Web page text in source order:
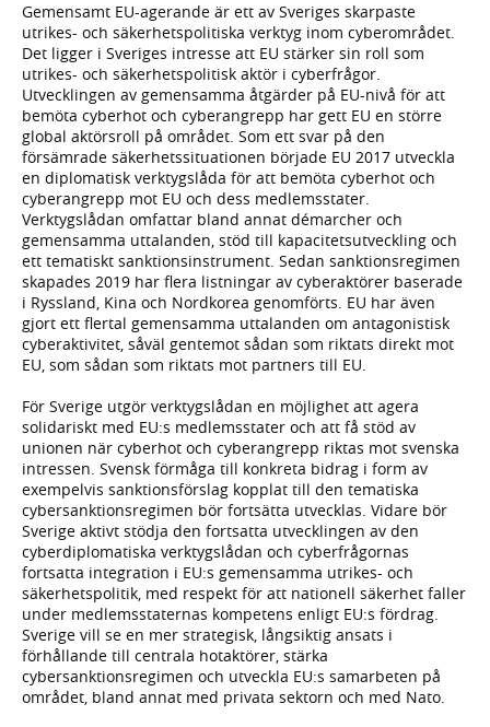
Gemensamt EU-agerande är ett av Sveriges skarpaste
utrikes- och säkerhetspolitiska verktyg inom cyberområdet.
Det ligger i Sveriges intresse att EU stärker sin roll som
utrikes- och säkerhetspolitisk aktör i cyberfrågor.
Utvecklingen av gemensamma åtgärder på EU-nivå för att
bemöta cyberhot och cyberangrepp har gett EU en större
global aktörsroll på området. Som ett svar på den
försämrade säkerhetssituationen började EU 2017 utveckla
en diplomatisk verktygslåda för att bemöta cyberhot och
cyberangrepp mot EU och dess medlemsstater.
Verktygslådan omfattar bland annat démarcher och
gemensamma uttalanden, stöd till kapacitetsutveckling och
ett tematiskt sanktionsinstrument. Sedan sanktionsregimen
skapades 2019 har flera listningar av cyberaktörer baserade
i Ryssland, Kina och Nordkorea genomförts. EU har även
gjort ett flertal gemensamma uttalanden om antagonistisk
cyberaktivitet, såväl gentemot sådan som riktats direkt mot
EU, som sådan som riktats mot partners till EU.
För Sverige utgör verktygslådan en möjlighet att agera
solidariskt med EU:s medlemsstater och att få stöd av
unionen när cyberhot och cyberangrepp riktas mot svenska
intressen. Svensk förmåga till konkreta bidrag i form av
exempelvis sanktionsförslag kopplat till den tematiska
cybersanktionsregimen bör fortsätta utvecklas. Vidare bör
Sverige aktivt stödja den fortsatta utvecklingen av den
cyberdiplomatiska verktygslådan och cyberfrågornas
fortsatta integration i EU:s gemensamma utrikes- och
säkerhetspolitik, med respekt för att nationell säkerhet faller
under medlemsstaternas kompetens enligt EU:s fördrag.
Sverige vill se en mer strategisk, långsiktig ansats i
förhållande till centrala hotaktörer, stärka
cybersanktionsregimen och utveckla EU:s samarbeten på
området, bland annat med privata sektorn och med Nato.